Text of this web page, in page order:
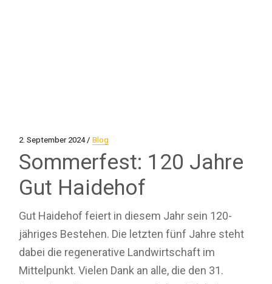
2. September 2024 Blog
Sommerfest: 120 Jahre
Gut Haidehof
Gut Haidehof feiert in diesem Jahr sein 120-
jähriges Bestehen. Die letzten fünf Jahre steht
dabei die regenerative Landwirtschaft im
Mittelpunkt. Vielen Dank an alle, die den 31.